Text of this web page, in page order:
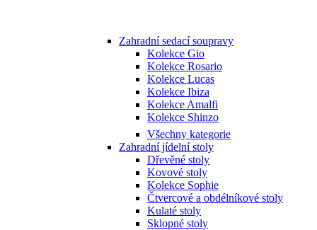
Zahradní sedací soupravy
Kolekce Gio
Kolekce Rosario
Kolekce Lucas
Kolekce Ibiza
Kolekce Amalfi
Kolekce Shinzo
Všechny kategorie
Zahradní jídelní stoly
Dřevěné stoly
Kovové stoly
Kolekce Sophie
Čtvercové a obdélníkové stoly
Kulaté stoly
Sklopné stoly